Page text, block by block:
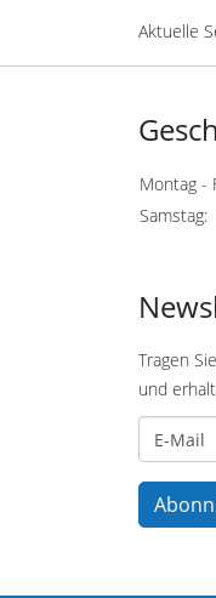
Aktuelle
Montag -
Samstag:
Tragen
und